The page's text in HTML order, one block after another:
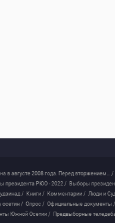
в августе 2008 года. Перед вторжением... /
президента РЮО - 2022 / Выборы
/ Книги / Комментарии / Люди и
осетин / Опрос / Официальные документы /
Южной Осетии / Предвыборные